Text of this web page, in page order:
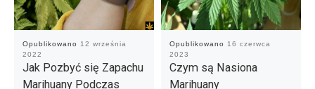
Opublikowano
12 września
2022
Jak Pozbyć się Zapachu
Marihuany Podczas
Opublikowano
16 czerwca
2023
Czym są Nasiona
Marihuany